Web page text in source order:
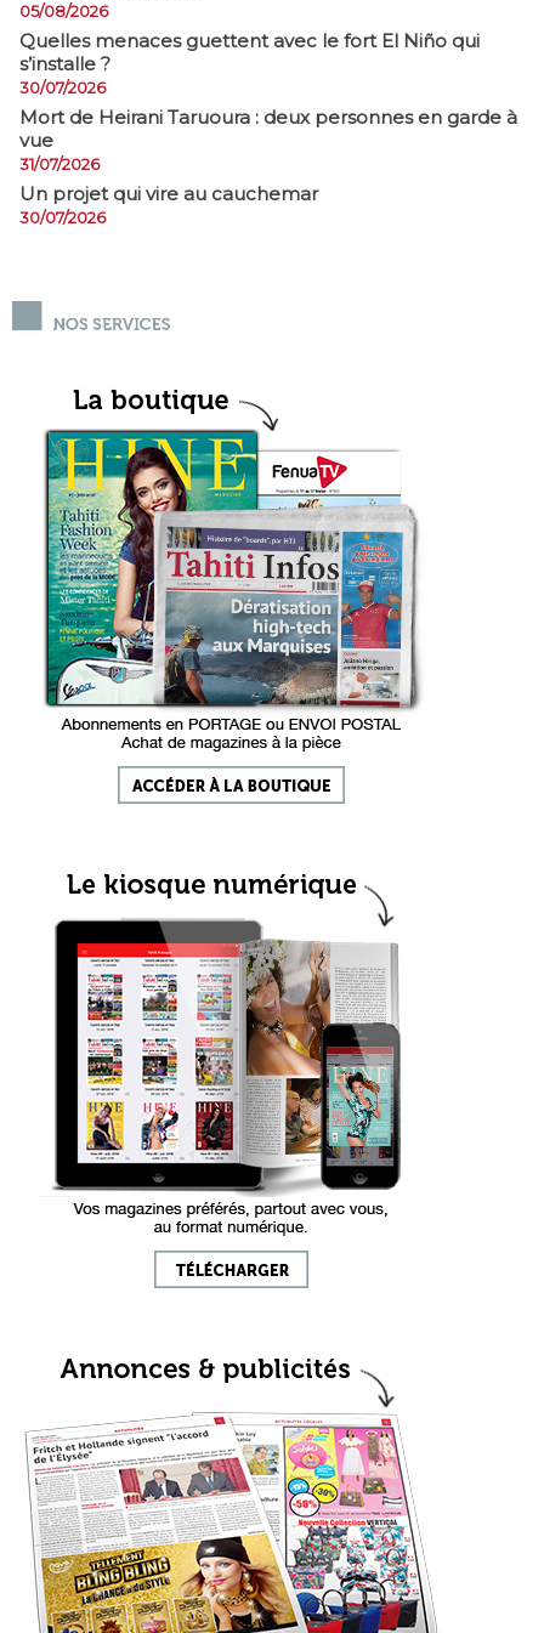
05/08/2026
Quelles menaces guettent avec le fort El Niño qui
s’installe ?
30/07/2026
Mort de Heirani Taruoura : deux personnes en garde à
vue
31/07/2026
Un projet qui vire au cauchemar
30/07/2026